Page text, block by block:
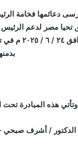
دعائمها فخامة
تحيا مصر لدعم
حياة”،
وتأتي هذه المبادرة تحت
الدكتور / أشرف صبحي